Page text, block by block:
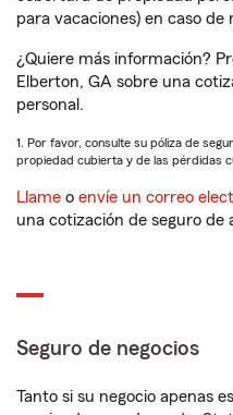
para vacaciones) en caso
¿Quiere más información?
Elberton, GA sobre una
personal.
1. Por favor, consulte su póliza de
propiedad cubierta y de las pérdidas
Llame o envíe un correo
una cotización de seguro de
Seguro de negocios
Tanto si su negocio apenas